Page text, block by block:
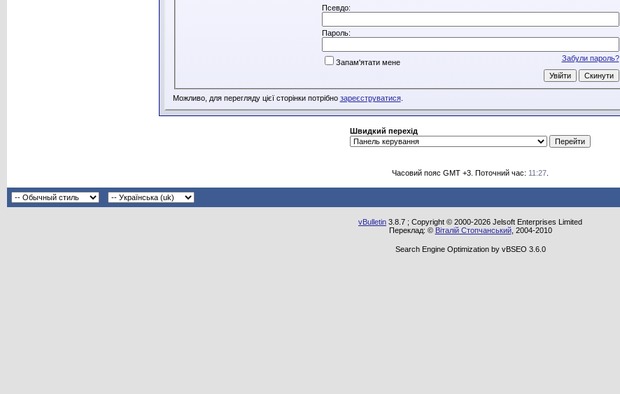
Псевдо:
Пароль:
Забули пароль?
Запам'ятати мене
Можливо, для перегляду цієї сторінки потрібно зареєструватися.
Швидкий перехід
Часовий пояс GMT +3. Поточний час: 11:27
vBulletin 3.8.7 ; Copyright © 2000-2026 Jelsoft Enterprises Limited
Переклад: © Віталій Стопчанський, 2004-2010
Search Engine Optimization by vBSEO 3.6.0